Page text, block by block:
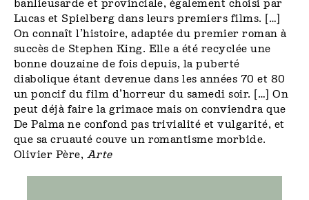
banlieusarde et provinciale, également choisi par
Lucas et Spielberg dans leurs premiers films. […]
On connaît l’histoire, adaptée du premier roman à
succès de Stephen King. Elle a été recyclée une
bonne douzaine de fois depuis, la puberté
diabolique étant devenue dans les années 70 et 80
un poncif du film d’horreur du samedi soir. […] On
peut déjà faire la grimace mais on conviendra que
De Palma ne confond pas trivialité et vulgarité, et
que sa cruauté couve un romantisme morbide.
Olivier Père, Arte